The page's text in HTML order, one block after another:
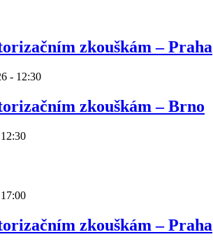
zkouškám – Praha
- 12:30
zkouškám – Brno
zkouškám – Praha